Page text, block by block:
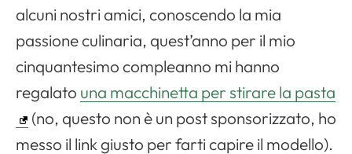
alcuni nostri amici, conoscendo la mia
passione culinaria, quest’anno per il mio
cinquantesimo compleanno mi hanno
regalato una macchinetta per stirare la pasta
(no, questo non è un post sponsorizzato, ho
messo il link giusto per farti capire il modello).